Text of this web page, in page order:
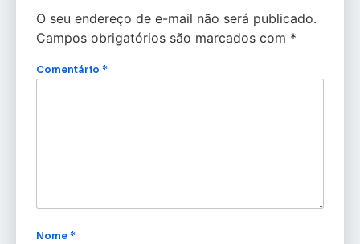
O seu endereço de e-mail não será publicado.
Campos obrigatórios são marcados com *
Comentário *
Nome *